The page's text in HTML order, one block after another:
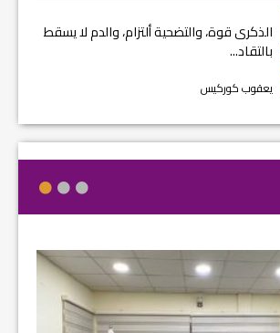
الذكرى قوة، والتضحية ألتزام، والدم لا يسقط
بالتقاد...
يعقوب كوركيس